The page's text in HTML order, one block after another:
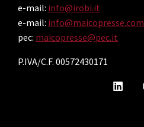
e-mail: info@irobi.it
e-mail: info@maicopresse.com
pec: maicopresse@pec.it
P.IVA/C.F. 00572430171